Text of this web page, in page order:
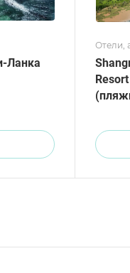
Ланка
Отели,